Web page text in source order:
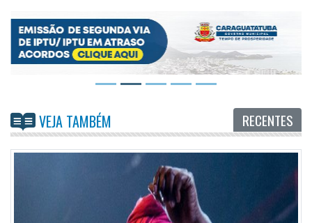
VEJA TAMBÉM RECENTES